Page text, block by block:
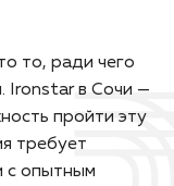
то, ради чего
Ironstar в Сочи —
пройти эту
требует
с опытным